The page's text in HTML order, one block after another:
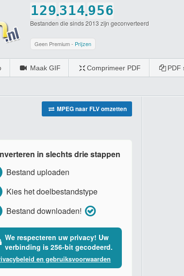
1
2
3
4
5
6
0
2
3
4
5
6
7
9
0
.3
4
5
6
7
8
9
1
2
3
4
5
6
7
0
4
5
6
7
8
9
0
.9
0
5
6
8
9
0
6
7
9
0
Bestanden die sinds 2013 zijn geconverteerd
Geen Premium - Prijzen
Maak GIF Comprimeer PDF PDF
MPEG naar FLV omzetten
in slechts drie stappen
Bestand uploaden
Kies het doelbestandstype
Bestand downloaden!
We respecteren uw privacy! Uw
verbinding is 256-bit gecodeerd.
en gebruiksvoorwaarden